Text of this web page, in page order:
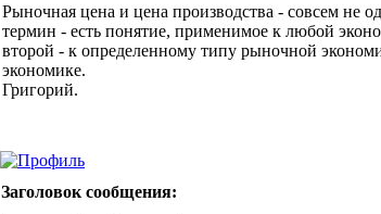
Рыночная цена и цена производства - совсем не
термин - есть понятие, применимое к любой
второй - к определенному типу рыночной
экономике.
Григорий.
Заголовок сообщения: